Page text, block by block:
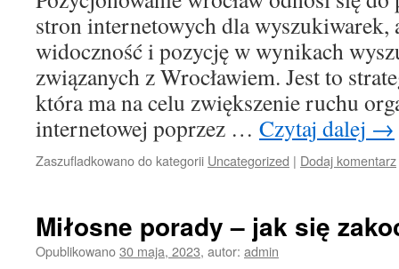
stron internetowych dla wyszukiwarek,
widoczność i pozycję w wynikach
związanych z Wrocławiem. Jest to
która ma na celu zwiększenie ruchu
internetowej poprzez … Czytaj dalej →
Zaszufladkowano do kategorii Uncategorized | Dodaj komentarz
Miłosne porady – jak się
Opublikowano30 maja, 2023, autor: admin